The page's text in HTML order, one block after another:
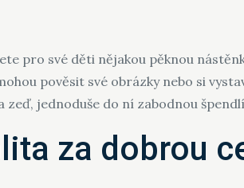
pro své děti nějakou pěknou
pověsit své obrázky nebo si
zeď, jednoduše do ní zabodnou
za dobrou